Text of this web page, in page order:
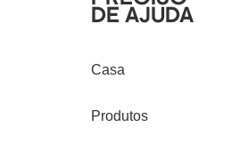
DE AJUDA
Casa
Produtos